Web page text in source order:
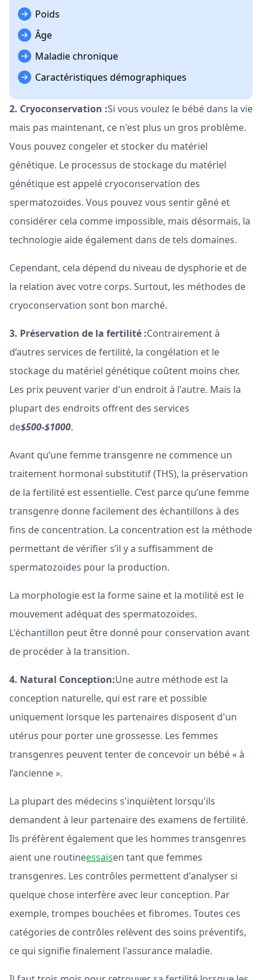
Poids
Âge
Maladie chronique
Caractéristiques démographiques
2. Cryoconservation :Si vous voulez le bébé dans la vie
mais pas maintenant, ce n'est plus un gros problème.
Vous pouvez congeler et stocker du matériel
génétique. Le processus de stockage du matériel
génétique est appelé cryoconservation des
spermatozoïdes. Vous pouvez vous sentir gêné et
considérer cela comme impossible, mais désormais, la
technologie aide également dans de tels domaines.
Cependant, cela dépend du niveau de dysphorie et de
la relation avec votre corps. Surtout, les méthodes de
cryoconservation sont bon marché.
3. Préservation de la fertilité :Contrairement à
d’autres services de fertilité, la congélation et le
stockage du matériel génétique coûtent moins cher.
Les prix peuvent varier d'un endroit à l'autre. Mais la
plupart des endroits offrent des services
de$500-$1000.
Avant qu’une femme transgenre ne commence un
traitement hormonal substitutif (THS), la préservation
de la fertilité est essentielle. C’est parce qu’une femme
transgenre donne facilement des échantillons à des
fins de concentration. La concentration est la méthode
permettant de vérifier s’il y a suffisamment de
spermatozoïdes pour la production.
La morphologie est la forme saine et la motilité est le
mouvement adéquat des spermatozoïdes.
L'échantillon peut être donné pour conservation avant
de procéder à la transition.
4. Natural Conception:Une autre méthode est la
conception naturelle, qui est rare et possible
uniquement lorsque les partenaires disposent d'un
utérus pour porter une grossesse. Les femmes
transgenres peuvent tenter de concevoir un bébé « à
l’ancienne ».
La plupart des médecins s'inquiètent lorsqu'ils
demandent à leur partenaire des examens de fertilité.
Ils préfèrent également que les hommes transgenres
aient une routineessaisen tant que femmes
transgenres. Les contrôles permettent d'analyser si
quelque chose interfère avec leur conception. Par
exemple, trompes bouchées et fibromes. Toutes ces
catégories de contrôles relèvent des soins préventifs,
ce qui signifie finalement l'assurance maladie.